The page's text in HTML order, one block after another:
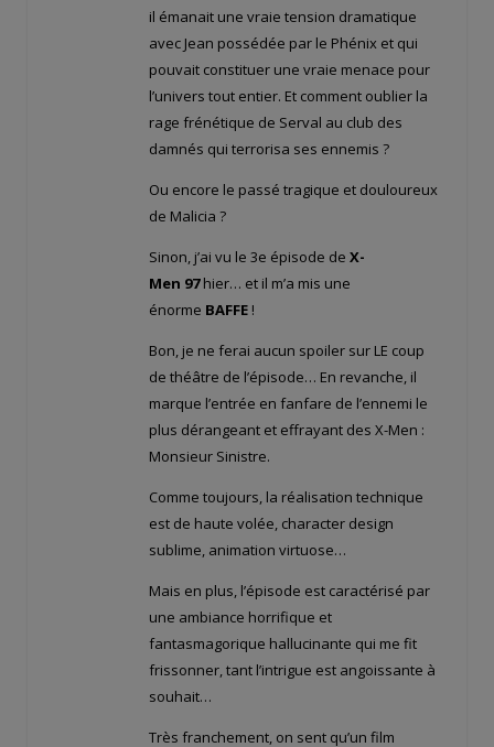
il émanait une vraie tension dramatique
avec Jean possédée par le Phénix et qui
pouvait constituer une vraie menace pour
l’univers tout entier. Et comment oublier la
rage frénétique de Serval au club des
damnés qui terrorisa ses ennemis ?
Ou encore le passé tragique et douloureux
de Malicia ?
Sinon, j’ai vu le 3e épisode de X-
Men 97hier… et il m’a mis une
énorme BAFFE !
Bon, je ne ferai aucun spoiler sur LE coup
de théâtre de l’épisode… En revanche, il
marque l’entrée en fanfare de l’ennemi le
plus dérangeant et effrayant des X-Men :
Monsieur Sinistre.
Comme toujours, la réalisation technique
est de haute volée, character design
sublime, animation virtuose…
Mais en plus, l’épisode est caractérisé par
une ambiance horrifique et
fantasmagorique hallucinante qui me fit
frissonner, tant l’intrigue est angoissante à
souhait…
Très franchement, on sent qu’un film